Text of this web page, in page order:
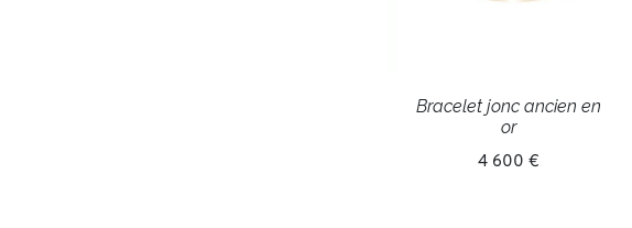
Bracelet jonc ancien en
or
4 600 €